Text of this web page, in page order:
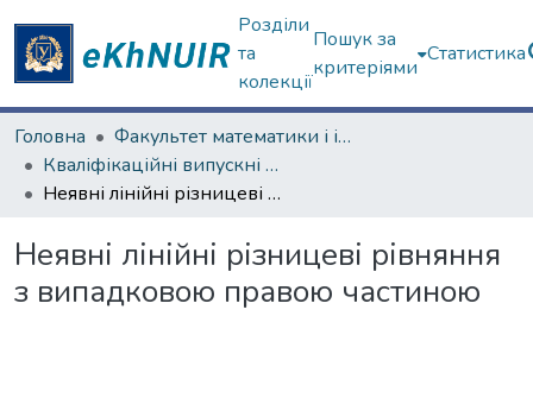
Розділи
та
колекції
Пошук за
критеріями
Статистика
Головна
Факультет математики і інформатики
Кваліфікаційні випускні роботи бакалаврів. Факультет математики і інформатики
Неявні лінійні різницеві рівняння з випадковою правою частиною
Неявні лінійні різницеві рівняння
з випадковою правою частиною